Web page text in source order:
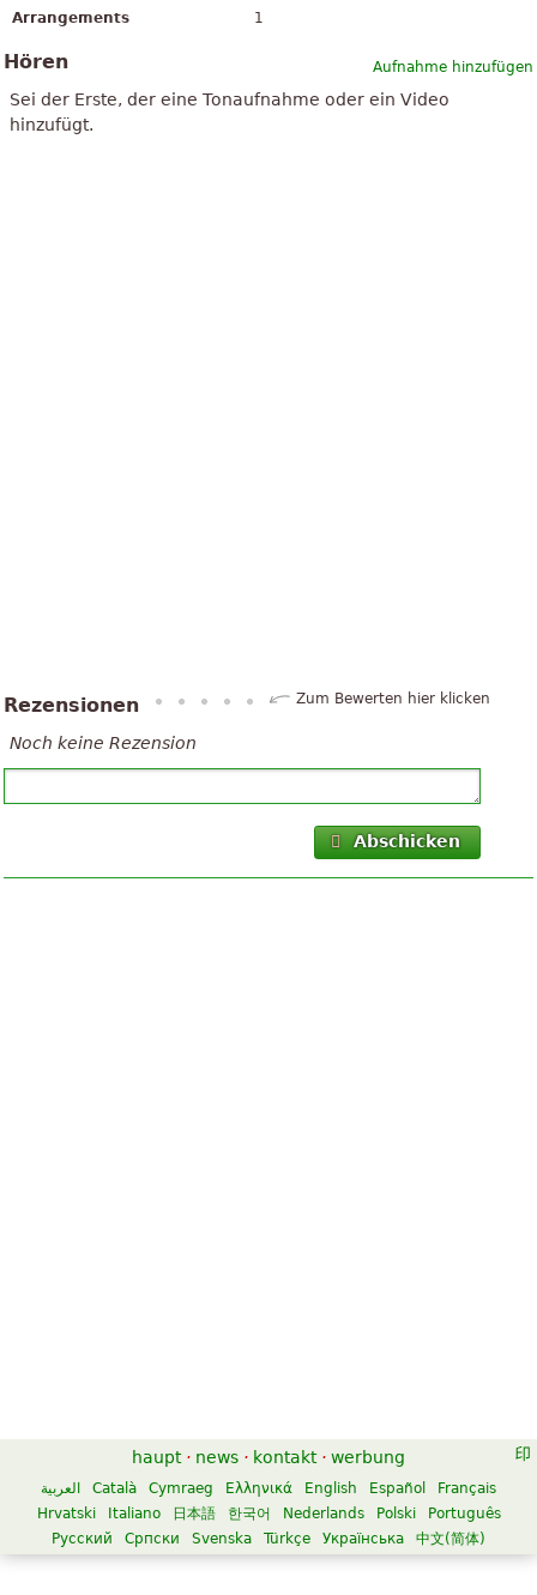
Arrangements
1
Aufnahme hinzufügen
Hören
Sei der Erste, der eine Tonaufnahme oder ein Video
hinzufügt.
Rezensionen Zum Bewerten hier klicken
Noch keine Rezension
Abschicken
haupt · news · kontakt · werbung
العربية Català Cymraeg Ελληνικά English Español
Français
Hrvatski
Italiano 日本語 한국어 Nederlands Polski
Português
Русский
Српски Svenska Türkçe Українська 中文(简体)